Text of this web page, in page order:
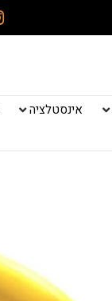
אינסטלציה